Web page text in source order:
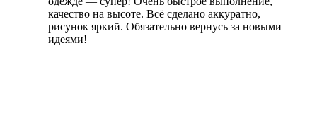
качество на высоте. Всё сделано аккуратно,
рисунок яркий. Обязательно вернусь за новыми
идеями!